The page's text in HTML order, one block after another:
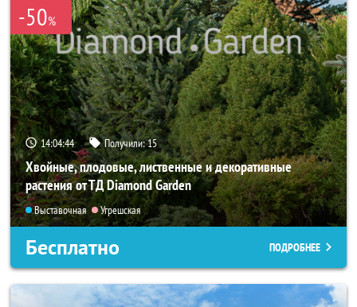
-50%
14:04:43 Получили:15
Хвойные, плодовые, лиственные и декоративные
растения от ТД Diamond Garden
Выставочная Угрешская
Бесплатно ПОДРОБНЕЕ